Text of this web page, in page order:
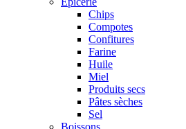
Chips
Compotes
Confitures
Farine
Huile
Miel
Produits secs
Pâtes sèches
Sel
Boissons